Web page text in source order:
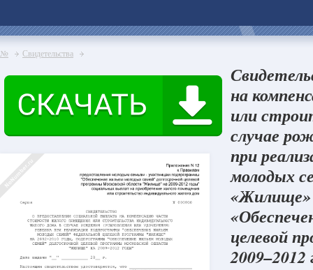
№ Свидетельства
на
или
случае
при
молодых
«Жилище»
целевой
2009–2012